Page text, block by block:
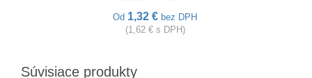
Od 1,32 € bez DPH
(1,62 € s DPH)
Súvisiace produkty